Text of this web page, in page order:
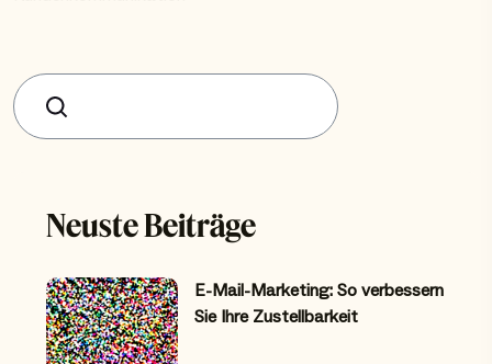
Suchen
Neuste Beiträge
E-Mail-Marketing: So verbessern
Sie Ihre Zustellbarkeit